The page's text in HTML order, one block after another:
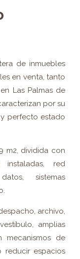
de inmuebles
en venta, tanto
Las Palmas de
por su
perfecto estado
m2, dividida con
instaladas, red
sistemas
archivo,
amplias
mecanismos de
reducir espacios